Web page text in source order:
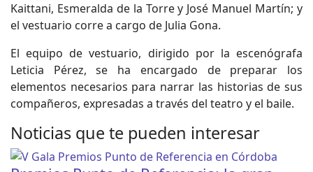
Kaittani, Esmeralda de la Torre y José Manuel Martín; y
el vestuario corre a cargo de Julia Gona.
El equipo de vestuario, dirigido por la escenógrafa
Leticia Pérez, se ha encargado de preparar los
elementos necesarios para narrar las historias de sus
compañeros, expresadas a través del teatro y el baile.
Noticias que te pueden interesar